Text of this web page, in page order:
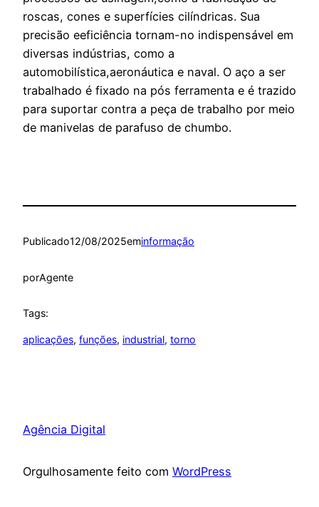
roscas, cones e superfícies cilíndricas. Sua
precisão eeficiência tornam-no indispensável em
diversas indústrias, como a
automobilística,aeronáutica e naval. O aço a ser
trabalhado é fixado na pós ferramenta e é trazido
para suportar contra a peça de trabalho por meio
de manivelas de parafuso de chumbo.
Publicado12/08/2025eminformação
porAgente
Tags:
aplicações, funções, industrial, torno
Agência Digital
Orgulhosamente feito com WordPress